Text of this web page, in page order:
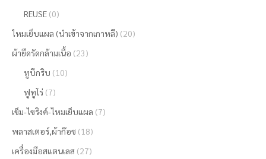
REUSE (0)
ไหมเย็บแผล (นำเข้าจากเกาหลี) (20)
ผ้ายืดรัดกล้ามเนื้อ (23)
ทูบีกริบ (10)
ฟูทูโร่ (7)
เข็ม-ไซริงค์-ไหมเย็บแผล (7)
พลาสเตอร์,ผ้าก๊อซ (18)
เครื่องมือสแตนเลส (27)